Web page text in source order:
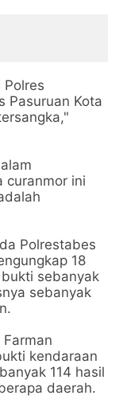
Pasuruan Kota
curanmor ini
Polrestabes
18
sebanyak
sebanyak
kendaraan
114 hasil
daerah.